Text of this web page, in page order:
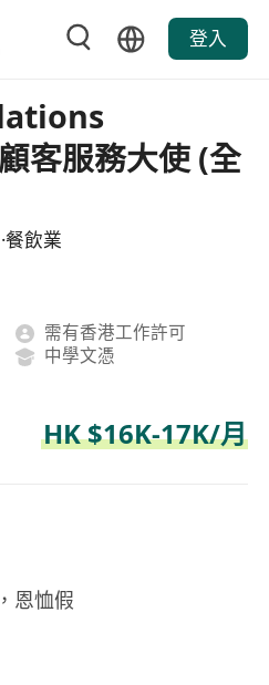
登入
客服務大使 (全
餐飲業
需有香港工作許可
中學文憑
HK $16K-17K/月
恩恤假